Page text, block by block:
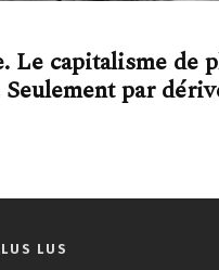
Le capitalisme de
Seulement par
LUS